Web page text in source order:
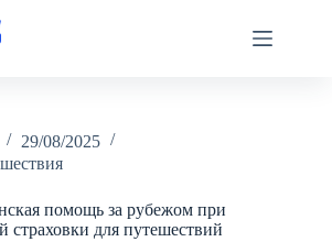
29/08/2025
помощь за рубежом при
страховки для путешествий